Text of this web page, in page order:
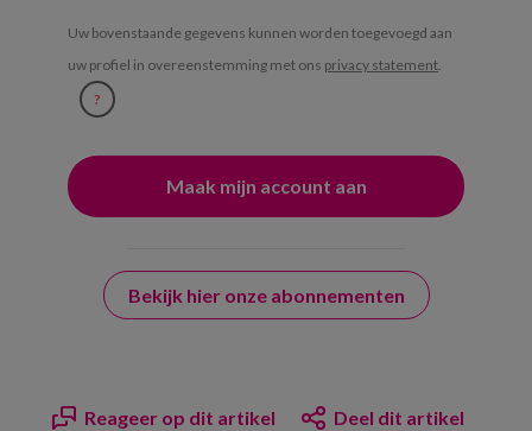
Uw bovenstaande gegevens kunnen worden toegevoegd aan
uw profiel in overeenstemming met ons privacy statement.
?
Bekijk hier onze abonnementen
Reageer op dit artikel Deel dit artikel